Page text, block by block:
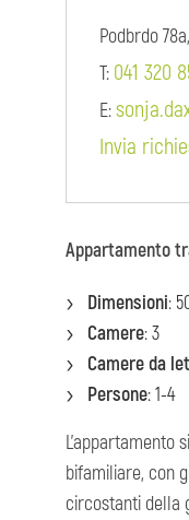
Podbrdo
T: 041 320
E:
Invia
Appartamento
Dimensioni:
Camere: 3
Camere da
Persone: 1-4
L'appartamento
bifamiliare, con
circostanti della